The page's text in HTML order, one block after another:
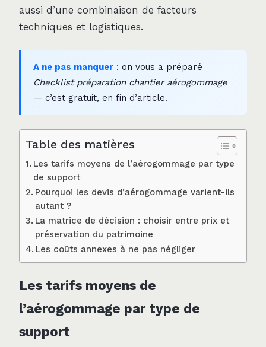
aussi d’une combinaison de facteurs
techniques et logistiques.
A ne pas manquer : on vous a préparé
Checklist préparation chantier aérogommage
— c’est gratuit, en fin d’article.
Table des matières
Les tarifs moyens de l’aérogommage par type
de support
Pourquoi les devis d’aérogommage varient-ils
autant ?
La matrice de décision : choisir entre prix et
préservation du patrimoine
Les coûts annexes à ne pas négliger
Les tarifs moyens de
l’aérogommage par type de
support